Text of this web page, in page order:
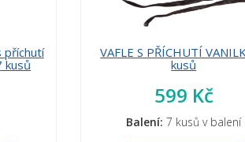
příchutí
kusů
VAFLE S PŘÍCHUTÍ
kusů
599 Kč
Balení:7 kusů v balení